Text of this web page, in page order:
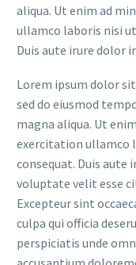
aliqua. Ut enim ad
ullamco laboris nisi
Duis aute irure dolor
Lorem ipsum dolor
sed do eiusmod
magna aliqua. Ut
exercitation ullamco
consequat. Duis aute
voluptate velit esse
Excepteur sint
culpa qui officia
perspiciatis unde